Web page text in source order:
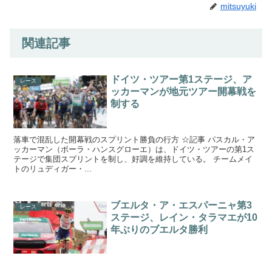
mitsuyuki
関連記事
レース
ドイツ・ツアー第1ステージ、ア
ッカーマンが地元ツアー開幕戦を
制する
落車で混乱した開幕戦のスプリント勝負の行方 ☆記事 パスカル・ア
ッカーマン（ボーラ・ハンスグローエ）は、ドイツ・ツアーの第1ス
テージで集団スプリントを制し、好調を維持している。 チームメイ
トのリュディガー・...
レース
ブエルタ・ア・エスパーニャ第3
ステージ、レイン・タラマエが10
年ぶりのブエルタ勝利